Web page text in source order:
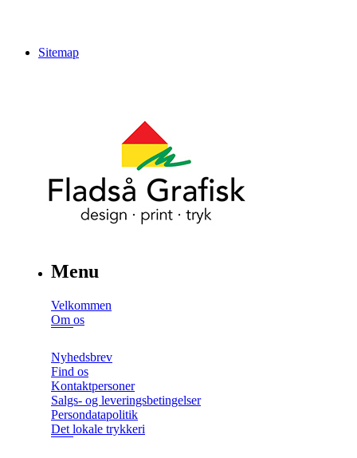
Sitemap
Menu
Velkommen
Om os
Nyhedsbrev
Find os
Kontaktpersoner
Salgs- og leveringsbetingelser
Persondatapolitik
Det lokale trykkeri